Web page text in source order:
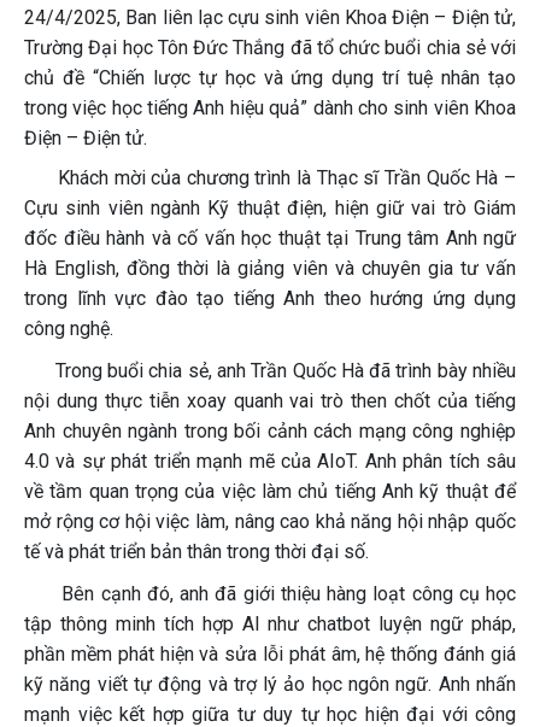
24/4/2025, Ban liên lạc cựu sinh viên Khoa Điện – Điện tử,
Trường Đại học Tôn Đức Thắng đã tổ chức buổi chia sẻ với
chủ đề “Chiến lược tự học và ứng dụng trí tuệ nhân tạo
trong việc học tiếng Anh hiệu quả” dành cho sinh viên Khoa
Điện – Điện tử.
Khách mời của chương trình là Thạc sĩ Trần Quốc Hà –
Cựu sinh viên ngành Kỹ thuật điện, hiện giữ vai trò Giám
đốc điều hành và cố vấn học thuật tại Trung tâm Anh ngữ
Hà English, đồng thời là giảng viên và chuyên gia tư vấn
trong lĩnh vực đào tạo tiếng Anh theo hướng ứng dụng
công nghệ.
Trong buổi chia sẻ, anh Trần Quốc Hà đã trình bày nhiều
nội dung thực tiễn xoay quanh vai trò then chốt của tiếng
Anh chuyên ngành trong bối cảnh cách mạng công nghiệp
4.0 và sự phát triển mạnh mẽ của AIoT. Anh phân tích sâu
về tầm quan trọng của việc làm chủ tiếng Anh kỹ thuật để
mở rộng cơ hội việc làm, nâng cao khả năng hội nhập quốc
tế và phát triển bản thân trong thời đại số.
Bên cạnh đó, anh đã giới thiệu hàng loạt công cụ học
tập thông minh tích hợp AI như chatbot luyện ngữ pháp,
phần mềm phát hiện và sửa lỗi phát âm, hệ thống đánh giá
kỹ năng viết tự động và trợ lý ảo học ngôn ngữ. Anh nhấn
mạnh việc kết hợp giữa tư duy tự học hiện đại với công